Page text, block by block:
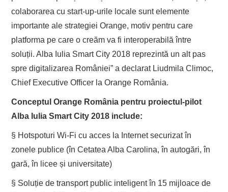
colaborarea cu start-up-urile locale sunt elemente
importante ale strategiei Orange, motiv pentru care
platforma pe care o creăm va fi interoperabilă între
soluții. Alba Iulia Smart City 2018 reprezintă un alt pas
spre digitalizarea României” a declarat Liudmila Climoc,
Chief Executive Officer la Orange România.
Conceptul Orange România pentru proiectul-pilot
Alba Iulia Smart City 2018 include:
§ Hotspoturi Wi-Fi cu acces la Internet securizat în
zonele publice (în Cetatea Alba Carolina, în autogări, în
gară, în licee și universitate)
§ Soluție de transport public inteligent în 15 mijloace de